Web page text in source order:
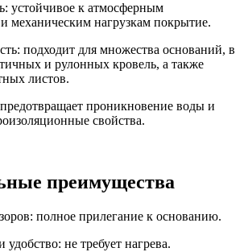
устойчивое к атмосферным
механическим нагрузкам покрытие.
подходит для множества оснований, в
и рулонных кровель, а также
листов.
проникновение воды и
свойства.
преимущества
полное прилегание к основанию.
удобство: не требует нагрева.